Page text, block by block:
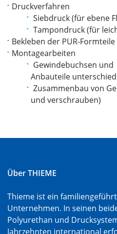
Druckverfahren
Siebdruck (für ebene
Tampondruck (für
Bekleben der PUR-
Montagearbeiten
Gewindebuchsen und
Anbauteile
Zusammenbau von
und verschrauben)
Über THIEME
Thieme ist ein
Unternehmen. In seinen
Polyurethan und
Jahrzehnten international